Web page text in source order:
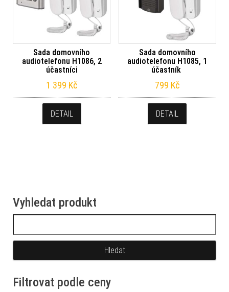
Sada domovního
audiotelefonu H1086, 2
účastníci
1 399 Kč
DETAIL
Sada domovního
audiotelefonu H1085, 1
účastník
799 Kč
DETAIL
Vyhledat produkt
Filtrovat podle ceny